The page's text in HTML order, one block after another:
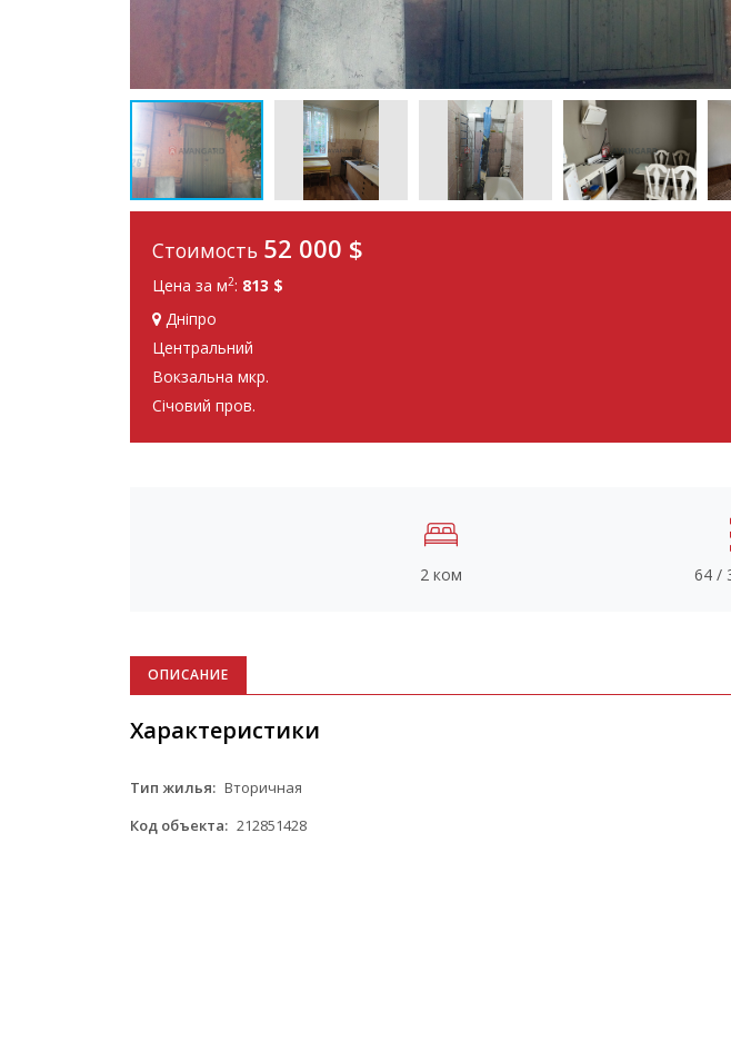
Стоимость 52 000 $
Цена за м2: 813 $
Дніпро
Центральний
Вокзальна мкр.
Січовий пров.
2 ком 64 /
ОПИСАНИЕ
Характеристики
Тип жилья: Вторичная
Код объекта: 212851428